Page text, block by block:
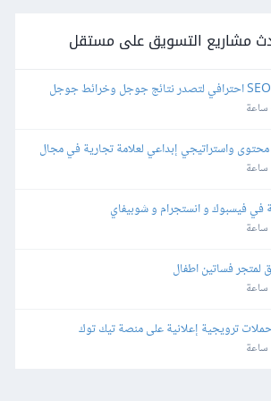
مشاريع التسويق على مستقل
الإلكترونية
في فيسبوك و انستجرام و شوبيفاي
لمتجر فساتين اطفال
ترويجية إعلانية على منصة تيك توك